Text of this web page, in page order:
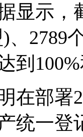
显示，
、2789
到
在部署
统一登